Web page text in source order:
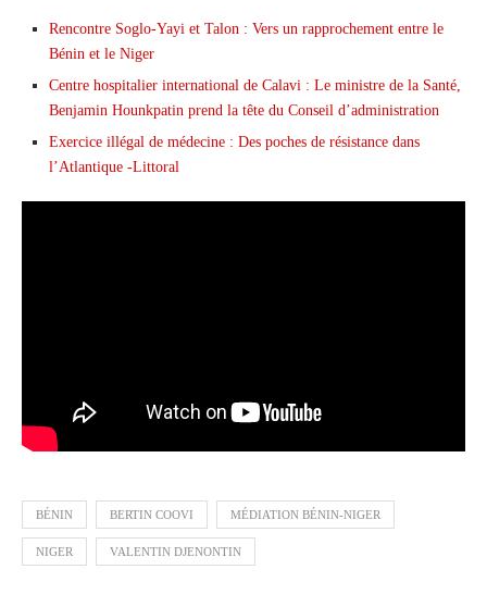
Rencontre Soglo-Yayi et Talon : Vers un rapprochement entre le
Bénin et le Niger
Centre hospitalier international de Calavi : Le ministre de la Santé,
Benjamin Hounkpatin prend la tête du Conseil d’administration
Exercice illégal de médecine : Des poches de résistance dans
l’Atlantique -Littoral
BÉNIN BERTIN COOVI MÉDIATION BÉNIN-NIGER
NIGER VALENTIN DJENONTIN